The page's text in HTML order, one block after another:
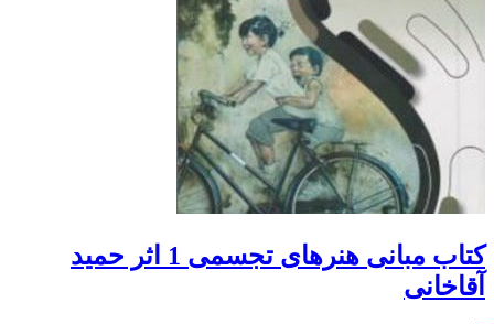
کتاب مبانی هنرهای تجسمی 1 اثر حمید
آقاخانی